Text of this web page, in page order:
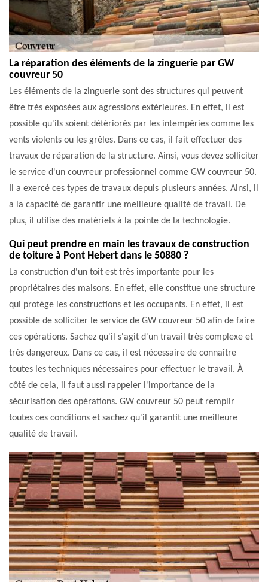
La réparation des éléments de la zinguerie par GW
couvreur 50
Les éléments de la zinguerie sont des structures qui peuvent
être très exposées aux agressions extérieures. En effet, il est
possible qu'ils soient détériorés par les intempéries comme les
vents violents ou les grêles. Dans ce cas, il fait effectuer des
travaux de réparation de la structure. Ainsi, vous devez solliciter
le service d'un couvreur professionnel comme GW couvreur 50.
Il a exercé ces types de travaux depuis plusieurs années. Ainsi, il
a la capacité de garantir une meilleure qualité de travail. De
plus, il utilise des matériels à la pointe de la technologie.
Qui peut prendre en main les travaux de construction
de toiture à Pont Hebert dans le 50880 ?
La construction d'un toit est très importante pour les
propriétaires des maisons. En effet, elle constitue une structure
qui protège les constructions et les occupants. En effet, il est
possible de solliciter le service de GW couvreur 50 afin de faire
ces opérations. Sachez qu'il s'agit d'un travail très complexe et
très dangereux. Dans ce cas, il est nécessaire de connaître
toutes les techniques nécessaires pour effectuer le travail. À
côté de cela, il faut aussi rappeler l'importance de la
sécurisation des opérations. GW couvreur 50 peut remplir
toutes ces conditions et sachez qu'il garantit une meilleure
qualité de travail.